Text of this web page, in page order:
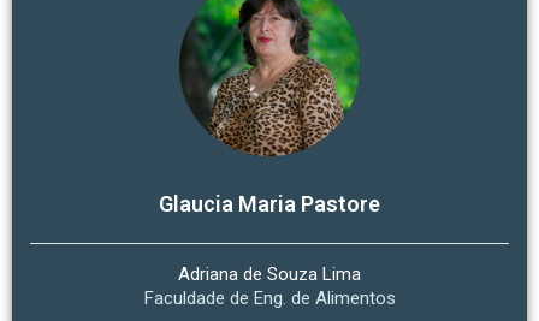
Glaucia Maria Pastore
Adriana de Souza Lima
Faculdade de Eng. de Alimentos